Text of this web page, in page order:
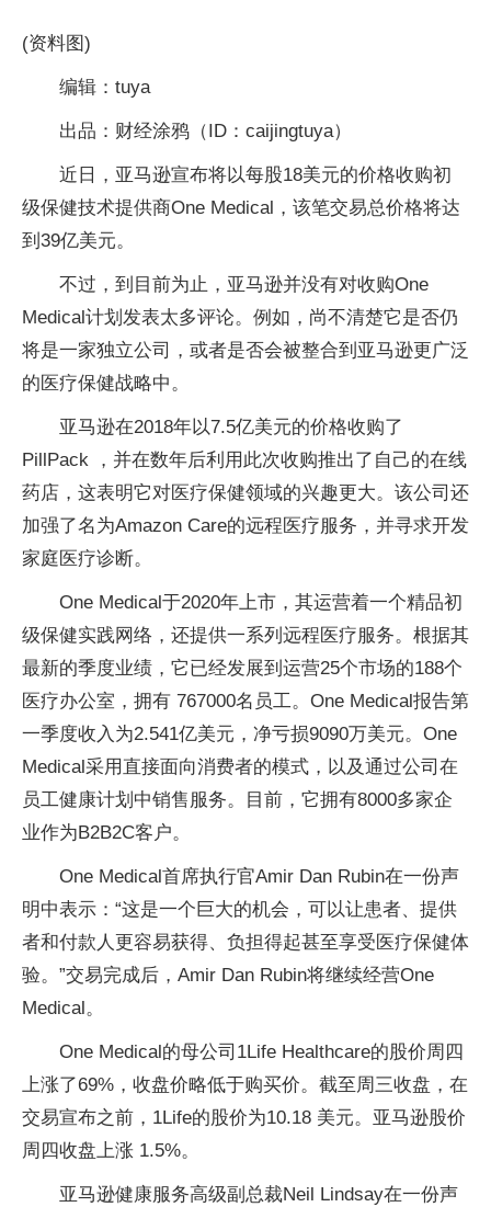
(资料图)
编辑：tuya
出品：财经涂鸦（ID：caijingtuya）
近日，亚马逊宣布将以每股18美元的价格收购初
级保健技术提供商One Medical，该笔交易总价格将达
到39亿美元。
不过，到目前为止，亚马逊并没有对收购One
Medical计划发表太多评论。例如，尚不清楚它是否仍
将是一家独立公司，或者是否会被整合到亚马逊更广泛
的医疗保健战略中。
亚马逊在2018年以7.5亿美元的价格收购了
PillPack ，并在数年后利用此次收购推出了自己的在线
药店，这表明它对医疗保健领域的兴趣更大。该公司还
加强了名为Amazon Care的远程医疗服务，并寻求开发
家庭医疗诊断。
One Medical于2020年上市，其运营着一个精品初
级保健实践网络，还提供一系列远程医疗服务。根据其
最新的季度业绩，它已经发展到运营25个市场的188个
医疗办公室，拥有 767000名员工。One Medical报告第
一季度收入为2.541亿美元，净亏损9090万美元。One
Medical采用直接面向消费者的模式，以及通过公司在
员工健康计划中销售服务。目前，它拥有8000多家企
业作为B2B2C客户。
One Medical首席执行官Amir Dan Rubin在一份声
明中表示：“这是一个巨大的机会，可以让患者、提供
者和付款人更容易获得、负担得起甚至享受医疗保健体
验。”交易完成后，Amir Dan Rubin将继续经营One
Medical。
One Medical的母公司1Life Healthcare的股价周四
上涨了69%，收盘价略低于购买价。截至周三收盘，在
交易宣布之前，1Life的股价为10.18 美元。亚马逊股价
周四收盘上涨 1.5%。
亚马逊健康服务高级副总裁Neil Lindsay在一份声